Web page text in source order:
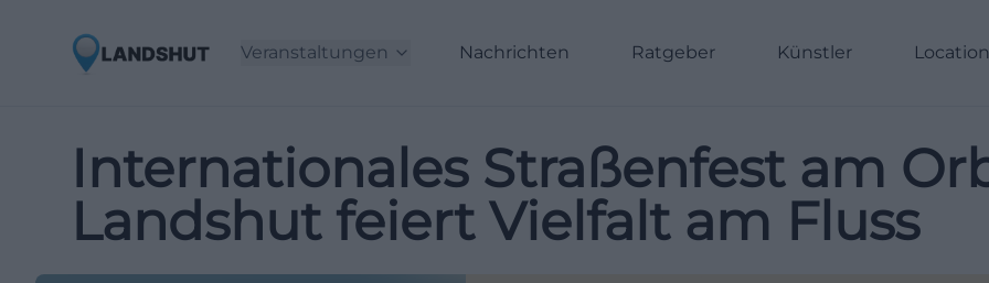
Veranstaltungen Nachrichten Ratgeber Künstler
Internationales Straßenfest am
Landshut feiert Vielfalt am Fluss